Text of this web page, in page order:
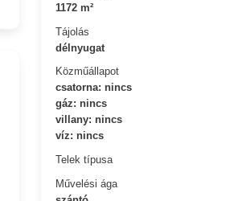
1172 m²
Tájolás
délnyugat
Közműállapot
csatorna: nincs
gáz: nincs
villany: nincs
víz: nincs
Telek típusa
Művelési ága